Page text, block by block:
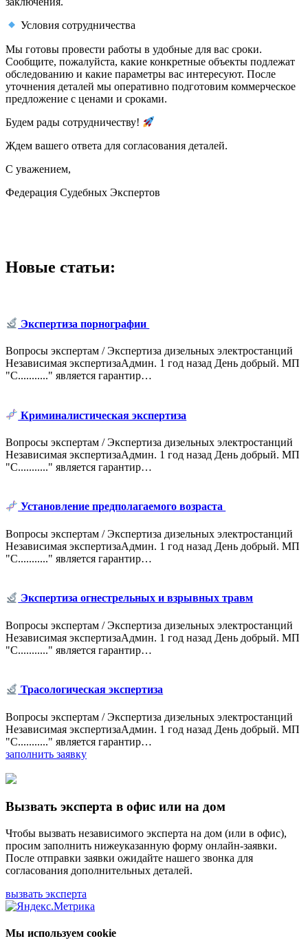
Условия сотрудничества
Мы готовы провести работы в удобные для вас сроки.
Сообщите, пожалуйста, какие конкретные объекты подлежат
обследованию и какие параметры вас интересуют. После
уточнения деталей мы оперативно подготовим коммерческое
предложение с ценами и сроками.
Будем рады сотрудничеству!
Ждем вашего ответа для согласования деталей.
С уважением,
Федерация Судебных Экспертов
Новые статьи:
Экспертиза порнографии
Вопросы экспертам / Экспертиза дизельных электростанций
Независимая экспертизаАдмин. 1 год назад День добрый. МП
"С..........." является гарантир…
Криминалистическая экспертиза
Вопросы экспертам / Экспертиза дизельных электростанций
Независимая экспертизаАдмин. 1 год назад День добрый. МП
"С..........." является гарантир…
Установление предполагаемого возраста
Вопросы экспертам / Экспертиза дизельных электростанций
Независимая экспертизаАдмин. 1 год назад День добрый. МП
"С..........." является гарантир…
Экспертиза огнестрельных и взрывных травм
Вопросы экспертам / Экспертиза дизельных электростанций
Независимая экспертизаАдмин. 1 год назад День добрый. МП
"С..........." является гарантир…
Трасологическая экспертиза
Вопросы экспертам / Экспертиза дизельных электростанций
Независимая экспертизаАдмин. 1 год назад День добрый. МП
"С..........." является гарантир…
заполнить заявку
Вызвать эксперта в офис или на дом
Чтобы вызвать независимого эксперта на дом (или в офис),
просим заполнить нижеуказанную форму онлайн-заявки.
После отправки заявки ожидайте нашего звонка для
согласования дополнительных деталей.
вызвать эксперта
Мы используем cookie